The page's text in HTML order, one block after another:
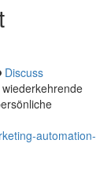
Discuss
automation-